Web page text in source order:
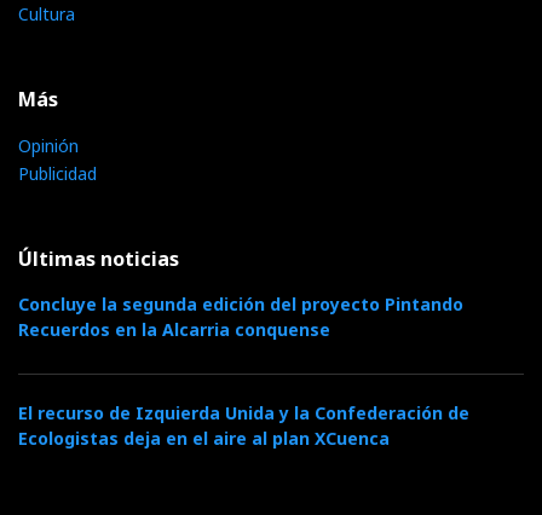
Cultura
Más
Opinión
Publicidad
Últimas noticias
Concluye la segunda edición del proyecto Pintando
Recuerdos en la Alcarria conquense
El recurso de Izquierda Unida y la Confederación de
Ecologistas deja en el aire al plan XCuenca